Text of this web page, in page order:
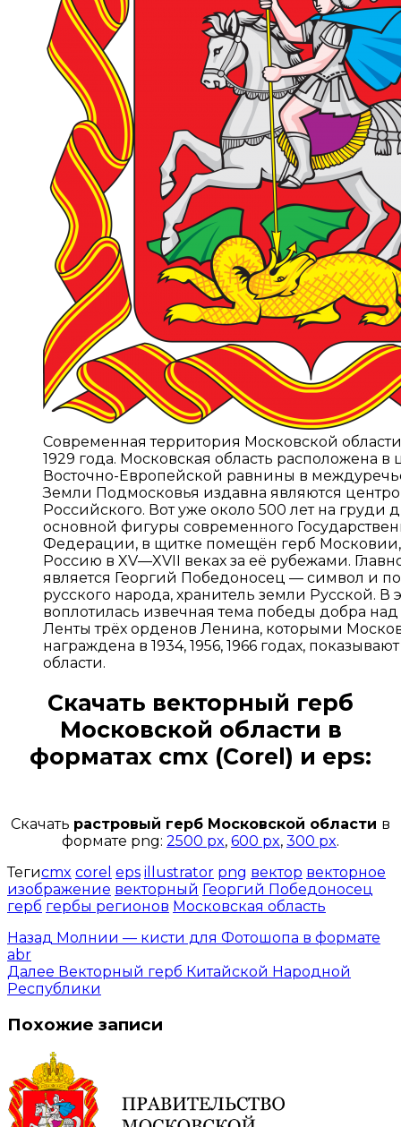
Современная территория Московской области
1929 года. Московская область расположена в
Восточно-Европейской равнины в
Земли Подмосковья издавна являются
Российского. Вот уже около 500 лет на груди
основной фигуры современного
Федерации, в щитке помещён герб
Россию в XV—XVII веках за её рубежами.
является Георгий Победоносец — символ и
русского народа, хранитель земли Русской. В
воплотилась извечная тема победы добра над
Ленты трёх орденов Ленина, которыми
награждена в 1934, 1956, 1966 годах,
области.
Скачать векторный герб
Московской области в
форматах cmx (Corel) и eps:
Скачать растровый герб Московской области в
формате png: 2500 px, 600 px, 300 px.
Тегиcmx corel eps illustrator png вектор векторное
изображение векторный Георгий Победоносец
герб гербы регионов Московская область
Назад Молнии — кисти для Фотошопа в формате
abr
Далее Векторный герб Китайской Народной
Республики
Похожие записи